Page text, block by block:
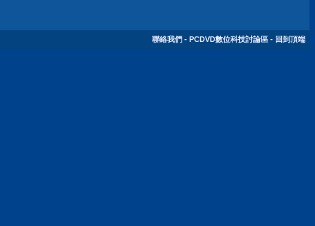
聯絡我們 - PCDVD數位科技討論區 - 回到頂端